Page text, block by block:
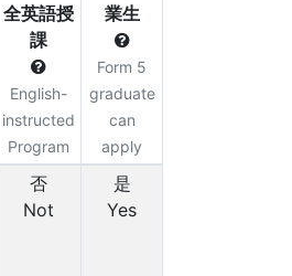
全英語授
課
English-
instructed
Program
業生
Form 5
graduate
can
apply
否
Not
是
Yes